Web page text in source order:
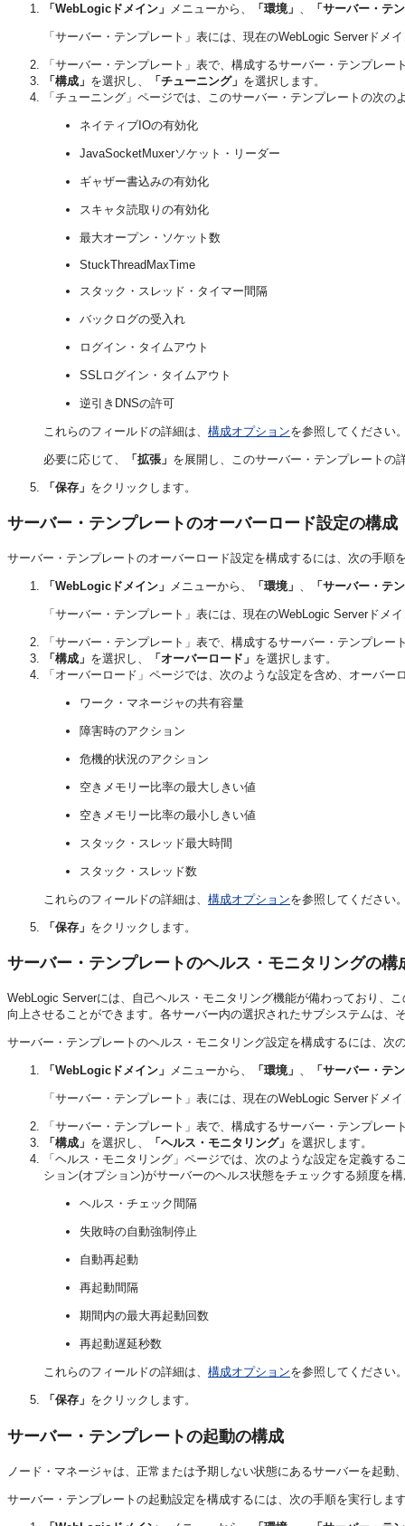
「WebLogicドメイン」 メニューから、 「環境」 、 「サーバー・テ
「サーバー・テンプレート」表には、現在のWebLogic Serverド
「サーバー・テンプレート」表で、構成するサーバー・テンプレー
「構成」 を選択し、 「チューニング」 を選択します。
「チューニング」ページでは、このサーバー・テンプレートの次
ネイティブIOの有効化
JavaSocketMuxerソケット・リーダー
ギャザー書込みの有効化
スキャタ読取りの有効化
最大オープン・ソケット数
StuckThreadMaxTime
スタック・スレッド・タイマー間隔
バックログの受入れ
ログイン・タイムアウト
SSLログイン・タイムアウト
逆引きDNSの許可
これらのフィールドの詳細は、 構成オプションを参照してください
必要に応じて、 「拡張」 を展開し、このサーバー・テンプレートの
「保存」 をクリックします。
サーバー・テンプレートのオーバーロード設定の構成
サーバー・テンプレートのオーバーロード設定を構成するには、次の手順
「WebLogicドメイン」 メニューから、 「環境」 、 「サーバー・テ
「サーバー・テンプレート」表には、現在のWebLogic Serverド
「サーバー・テンプレート」表で、構成するサーバー・テンプレー
「構成」 を選択し、 「オーバーロード」 を選択します。
「オーバーロード」ページでは、次のような設定を含め、オーバ
ワーク・マネージャの共有容量
障害時のアクション
危機的状況のアクション
空きメモリー比率の最大しきい値
空きメモリー比率の最小しきい値
スタック・スレッド最大時間
スタック・スレッド数
これらのフィールドの詳細は、 構成オプションを参照してください
「保存」 をクリックします。
サーバー・テンプレートのヘルス・モニタリングの構
WebLogic Serverには、自己ヘルス・モニタリング機能が備わっており、
向上させることができます。各サーバー内の選択されたサブシステムは
サーバー・テンプレートのヘルス・モニタリング設定を構成するには、次
「WebLogicドメイン」 メニューから、 「環境」 、 「サーバー・テ
「サーバー・テンプレート」表には、現在のWebLogic Serverド
「サーバー・テンプレート」表で、構成するサーバー・テンプレー
「構成」 を選択し、 「ヘルス・モニタリング」 を選択します。
「ヘルス・モニタリング」ページでは、次のような設定を定義す
ション(オプション)がサーバーのヘルス状態をチェックする頻度を
ヘルス・チェック間隔
失敗時の自動強制停止
自動再起動
再起動間隔
期間内の最大再起動回数
再起動遅延秒数
これらのフィールドの詳細は、 構成オプションを参照してください
「保存」 をクリックします。
サーバー・テンプレートの起動の構成
ノード・マネージャは、正常または予期しない状態にあるサーバーを起
サーバー・テンプレートの起動設定を構成するには、次の手順を実行しま